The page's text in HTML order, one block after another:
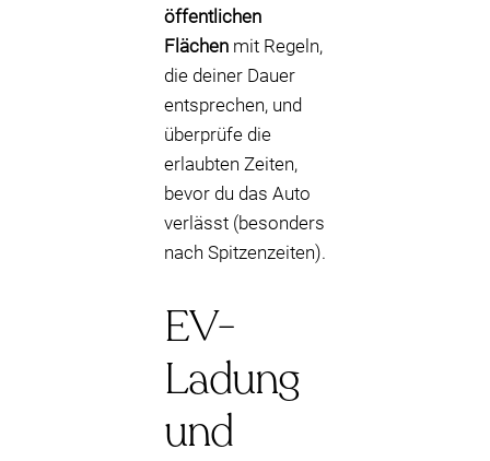
öffentlichen
Flächen mit Regeln,
die deiner Dauer
entsprechen, und
überprüfe die
erlaubten Zeiten,
bevor du das Auto
verlässt (besonders
nach Spitzenzeiten).
EV-
Ladung
und